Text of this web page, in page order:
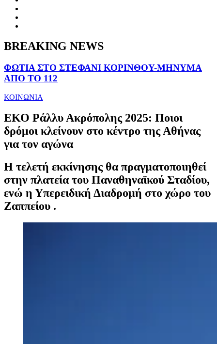
BREAKING NEWS
ΦΩΤΙΑ ΣΤΟ ΣΤΕΦΑΝΙ ΚΟΡΙΝΘΟΥ-ΜΗΝΥΜΑ
ΑΠΟ ΤΟ 112
ΚΟΙΝΩΝΙΑ
ΕΚΟ Ράλλυ Ακρόπολης 2025: Ποιοι
δρόμοι κλείνουν στο κέντρο της Αθήνας
για τον αγώνα
Η τελετή εκκίνησης θα πραγματοποιηθεί
στην πλατεία του Παναθηναϊκού Σταδίου,
ενώ η Υπερειδική Διαδρομή στο χώρο του
Ζαππείου .